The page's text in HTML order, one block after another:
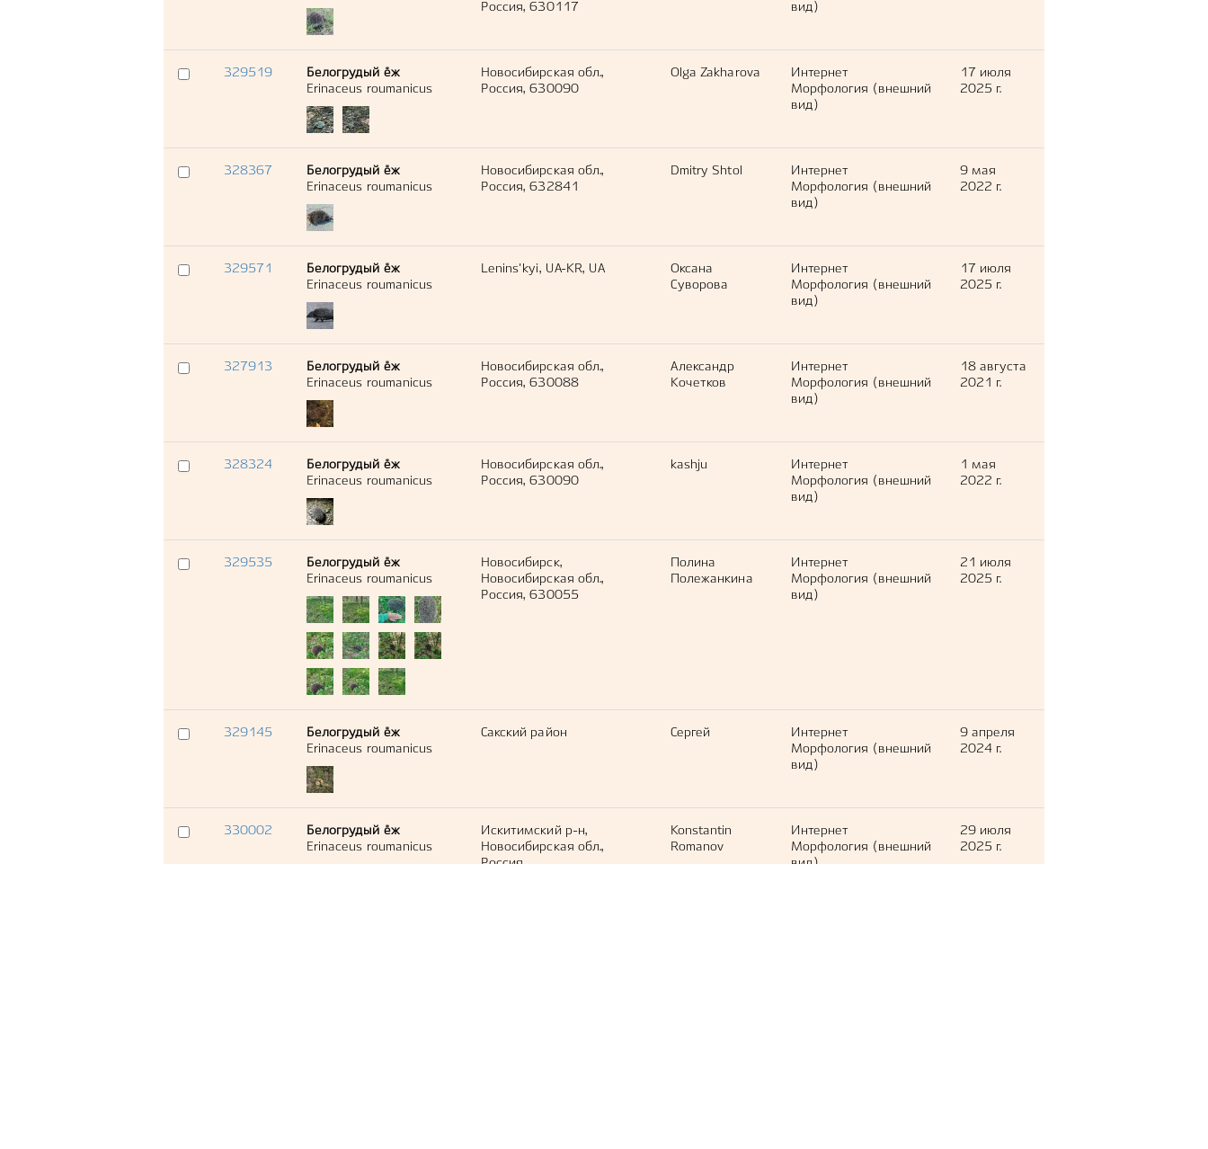
Россия, 630117
вид)
329519
Белогрудый ёж
Erinaceus roumanicus
Новосибирская обл.,
Россия, 630090
Olga Zakharova
Интернет
Морфология (внешний
вид)
17 июля
2025 г.
328367
Белогрудый ёж
Erinaceus roumanicus
Новосибирская обл.,
Россия, 632841
Dmitry Shtol
Интернет
Морфология (внешний
вид)
9 мая
2022 г.
329571
Белогрудый ёж
Erinaceus roumanicus
Lenins'kyi, UA-KR, UA
Оксана
Суворова
Интернет
Морфология (внешний
вид)
17 июля
2025 г.
327913
Белогрудый ёж
Erinaceus roumanicus
Новосибирская обл.,
Россия, 630088
Александр
Кочетков
Интернет
Морфология (внешний
вид)
18 августа
2021 г.
328324
Белогрудый ёж
Erinaceus roumanicus
Новосибирская обл.,
Россия, 630090
kashju
Интернет
Морфология (внешний
вид)
1 мая
2022 г.
329535
Белогрудый ёж
Erinaceus roumanicus
Новосибирск,
Новосибирская обл.,
Россия, 630055
Полина
Полежанкина
Интернет
Морфология (внешний
вид)
21 июля
2025 г.
329145
Белогрудый ёж
Erinaceus roumanicus
Сакский район Сергей
Интернет
Морфология (внешний
вид)
9 апреля
2024 г.
330002
Белогрудый ёж
Erinaceus roumanicus
Искитимский р-н,
Новосибирская обл.,
Россия
Konstantin
Romanov
Интернет
Морфология (внешний
вид)
29 июля
2025 г.